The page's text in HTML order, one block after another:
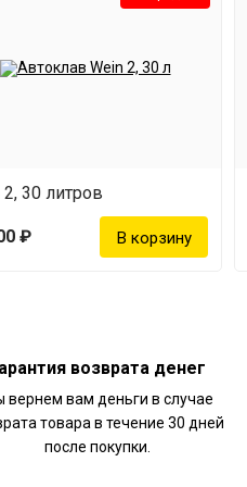
функций
2, 30 литров
₽
возврата денег
вернем вам деньги в случае
товара в течение 30 дней
после покупки.